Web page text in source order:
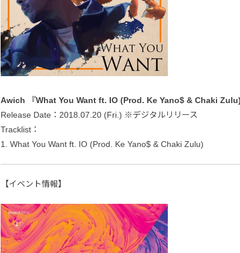
Awich 『What You Want ft. IO (Prod. Ke Yano$ & Chaki
Release Date：2018.07.20 (Fri.) ※デジタルリリース
Tracklist：
1. What You Want ft. IO (Prod. Ke Yano$ & Chaki Zulu)
【イベント情報】